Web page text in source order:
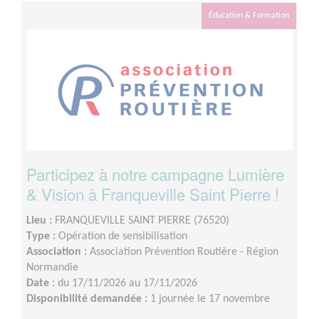
Éducation & Formation
Participez à notre campagne Lumière
& Vision à Franqueville Saint Pierre !
Lieu : FRANQUEVILLE SAINT PIERRE (76520)
Type : Opération de sensibilisation
Association : Association Prévention Routière - Région
Normandie
Date : du 17/11/2026 au 17/11/2026
Disponibilité demandée : 1 journée le 17 novembre